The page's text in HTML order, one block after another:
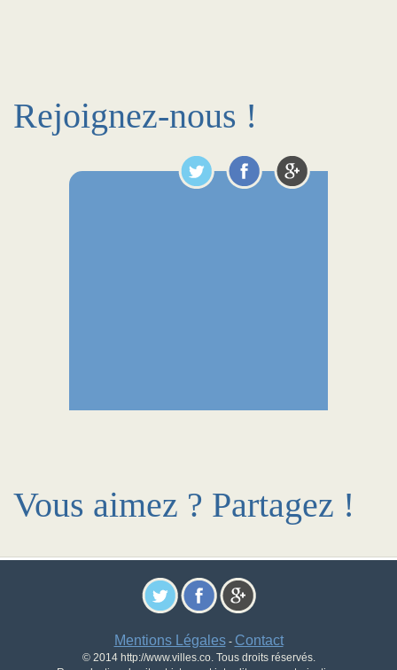
Rejoignez-nous !
Vous aimez ? Partagez !
Mentions Légales- Contact
© 2014 http://www.villes.co. Tous droits réservés.